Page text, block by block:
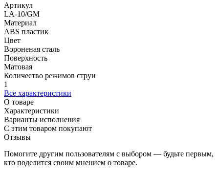
Артикул
LA-10/GM
Материал
ABS пластик
Цвет
Вороненая сталь
Поверхность
Матовая
Количество режимов струи
1
Все характеристики
О товаре
Характеристики
Варианты исполнения
С этим товаром покупают
Отзывы
Помогите другим пользователям с выбором — будьте первым,
кто поделится своим мнением о товаре.